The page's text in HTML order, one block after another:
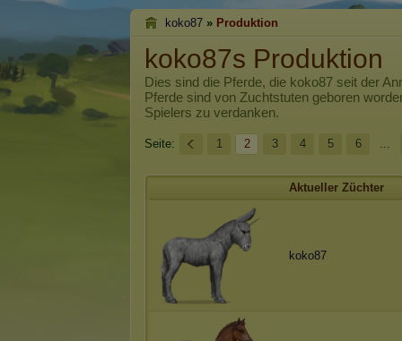
koko87 » Produktion
koko87s Produktion
Dies sind die Pferde, die koko87 seit der
Pferde sind von Zuchtstuten geboren
Spielers zu verdanken.
Seite: 1 2 3 4 5 6 ...
Aktueller Züchter
koko87